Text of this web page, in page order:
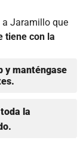
Jaramillo que
tiene con la
y manténgase
la